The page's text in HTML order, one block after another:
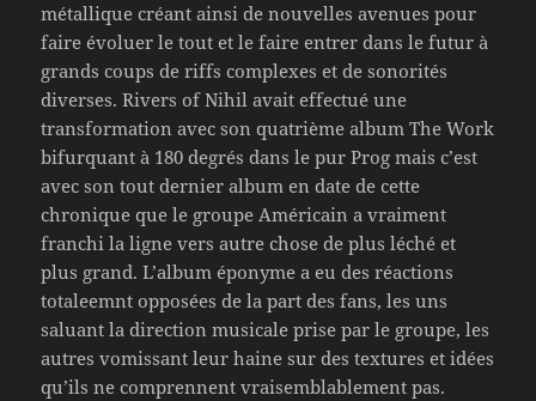
métallique créant ainsi de nouvelles avenues pour
faire évoluer le tout et le faire entrer dans le futur à
grands coups de riffs complexes et de sonorités
diverses. Rivers of Nihil avait effectué une
transformation avec son quatrième album The Work
bifurquant à 180 degrés dans le pur Prog mais c’est
avec son tout dernier album en date de cette
chronique que le groupe Américain a vraiment
franchi la ligne vers autre chose de plus léché et
plus grand. L’album éponyme a eu des réactions
totaleemnt opposées de la part des fans, les uns
saluant la direction musicale prise par le groupe, les
autres vomissant leur haine sur des textures et idées
qu’ils ne comprennent vraisemblablement pas.